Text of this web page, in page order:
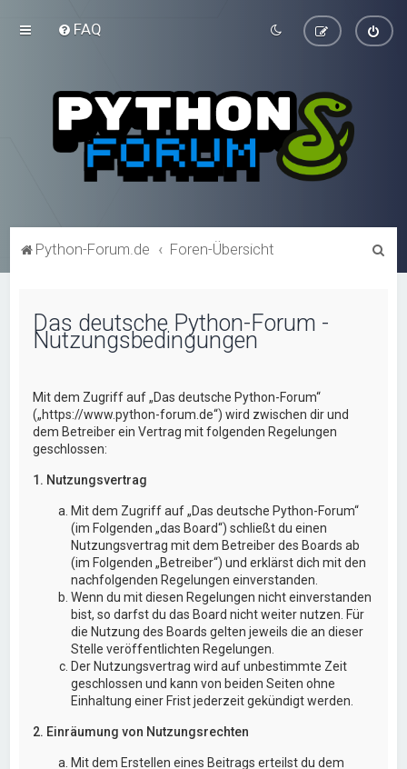
FAQ
Python-Forum.de Foren-Übersicht
Das deutsche Python-Forum -
Nutzungsbedingungen
Mit dem Zugriff auf „Das deutsche Python-Forum“
(„https://www.python-forum.de“) wird zwischen dir und
dem Betreiber ein Vertrag mit folgenden Regelungen
geschlossen:
1. Nutzungsvertrag
Mit dem Zugriff auf „Das deutsche Python-Forum“
(im Folgenden „das Board“) schließt du einen
Nutzungsvertrag mit dem Betreiber des Boards ab
(im Folgenden „Betreiber“) und erklärst dich mit den
nachfolgenden Regelungen einverstanden.
Wenn du mit diesen Regelungen nicht einverstanden
bist, so darfst du das Board nicht weiter nutzen. Für
die Nutzung des Boards gelten jeweils die an dieser
Stelle veröffentlichten Regelungen.
Der Nutzungsvertrag wird auf unbestimmte Zeit
geschlossen und kann von beiden Seiten ohne
Einhaltung einer Frist jederzeit gekündigt werden.
2. Einräumung von Nutzungsrechten
Mit dem Erstellen eines Beitrags erteilst du dem